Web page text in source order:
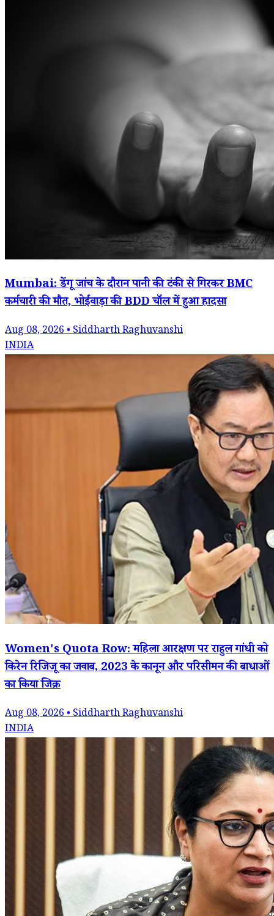
Mumbai: डेंगू जांच के दौरान पानी की टंकी से गिरकर BMC
कर्मचारी की मौत, भोईवाड़ा की BDD चॉल में हुआ हादसा
Aug 08, 2026 • Siddharth Raghuvanshi
INDIA
Women's Quota Row: महिला आरक्षण पर राहुल गांधी को
किरेन रिजिजू का जवाब, 2023 के कानून और परिसीमन की बाधाओं
का किया जिक्र
Aug 08, 2026 • Siddharth Raghuvanshi
INDIA